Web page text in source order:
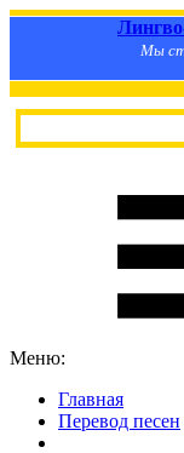
Мы
Меню:
Главная
Перевод песен